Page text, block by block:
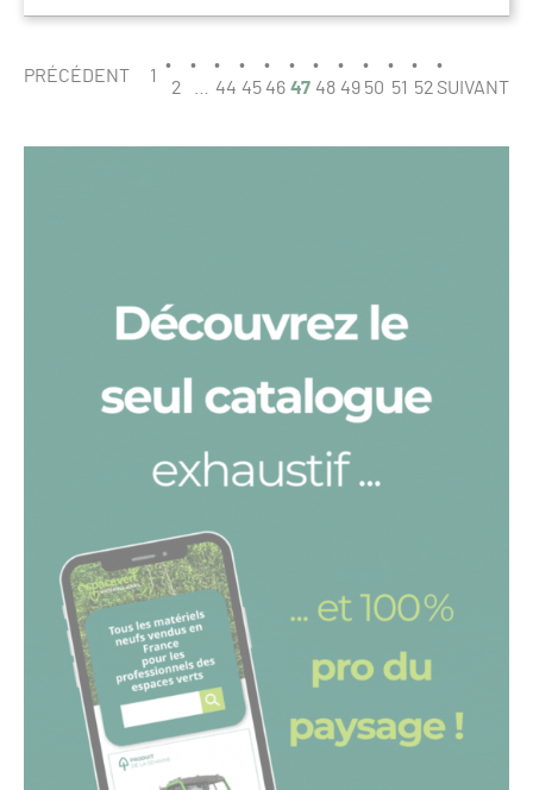
PAGINATION
PAGE
47
PRÉCÉDENT 1
2 44 45 46 47 48 49 50 51 52 SUIVANT